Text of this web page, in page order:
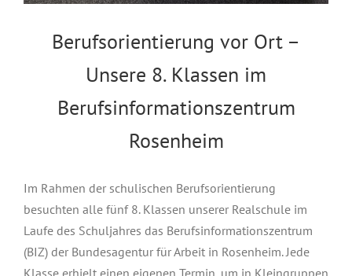
Berufsorientierung vor Ort –
Unsere 8. Klassen im
Berufsinformationszentrum
Rosenheim
Im Rahmen der schulischen Berufsorientierung
besuchten alle fünf 8. Klassen unserer Realschule im
Laufe des Schuljahres das Berufsinformationszentrum
(BIZ) der Bundesagentur für Arbeit in Rosenheim. Jede
Klasse erhielt einen eigenen Termin, um in Kleingruppen